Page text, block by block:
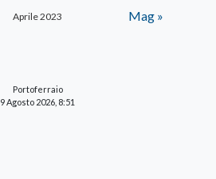
Aprile 2023 Mag »
Portoferraio
9 Agosto 2026, 8:51